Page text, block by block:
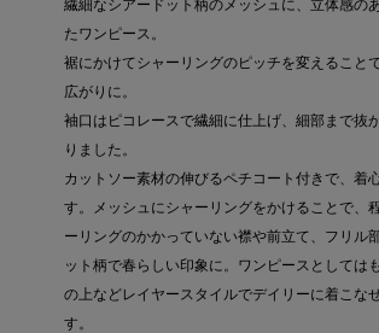
繊細なシアードット柄のメッシュに、立体感の
たワンピース。
裾にかけてシャーリングのピッチを変えること
広がりに。
袖口はピコレースで繊細に仕上げ、細部まで抜
りました。
カットソー素材の伸びるペチコート付きで、着
す。メッシュにシャーリングをかけることで、
ーリングのかかっていない襟や前立て、フリル
ット柄で春らしい印象に。ワンピースとしては
の上などレイヤースタイルでデイリーに着こな
す。